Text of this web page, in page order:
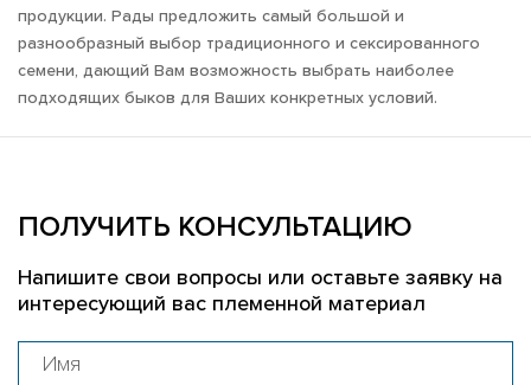
продукции. Рады предложить самый большой и
разнообразный выбор традиционного и сексированного
семени, дающий Вам возможность выбрать наиболее
подходящих быков для Ваших конкретных условий.
ПОЛУЧИТЬ КОНСУЛЬТАЦИЮ
Напишите свои вопросы или оставьте заявку на
интересующий вас племенной материал